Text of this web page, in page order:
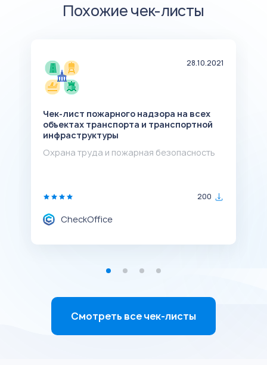
Похожие чек-листы
28.10.2021
Чек-лист пожарного надзора на всех
объектах транспорта и транспортной
инфраструктуры
Охрана труда и пожарная безопасность
200
CheckOffice
Смотреть все чек-листы